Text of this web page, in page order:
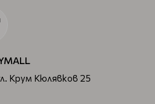
Крум Кюлявков 25